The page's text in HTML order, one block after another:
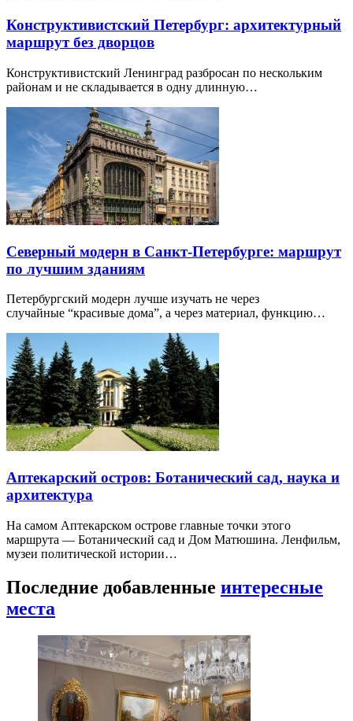
Конструктивистский Петербург: архитектурный
маршрут без дворцов
Конструктивистский Ленинград разбросан по нескольким
районам и не складывается в одну длинную…
Северный модерн в Санкт-Петербурге: маршрут
по лучшим зданиям
Петербургский модерн лучше изучать не через
случайные “красивые дома”, а через материал, функцию…
Аптекарский остров: Ботанический сад, наука и
архитектура
На самом Аптекарском острове главные точки этого
маршрута — Ботанический сад и Дом Матюшина. Ленфильм,
музеи политической истории…
Последние добавленные интересные
места